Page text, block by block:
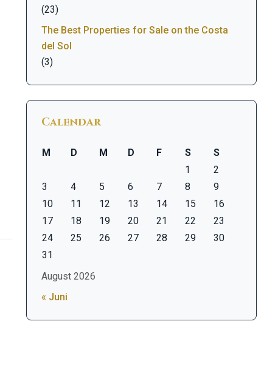
(23)
The Best Properties for Sale on the Costa
del Sol
(3)
Calendar
August 2026
M D M D F S
S
1
2
3
4 5 6 7 8
9
10
11 12 13 14 15
16
17
18 19 20 21 22
23
24
25 26 27 28 29
30
31
« Juni